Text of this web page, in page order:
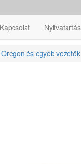
Kapcsolat Nyitvatartás
Oregon és egyéb vezetők